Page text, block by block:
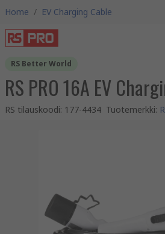
Home / EV Charging Cable
RS Better World
RS PRO 16A EV
RS tilauskoodi: 177-4434 Tuotemerkki: